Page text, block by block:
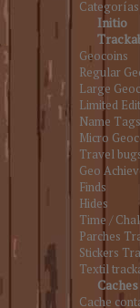
Categorías
Initio
Geocoins
Regular
Large
Limited
Name Tags
Micro
Travel
Geo
Finds
Hides
Time /
Parches
Stickers
Textil
Caches
Cache